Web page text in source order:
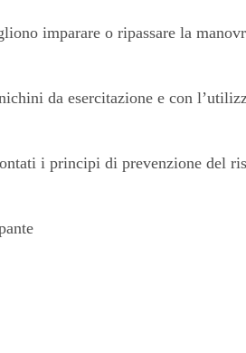
imparare o ripassare la
da esercitazione e con
i principi di prevenzione del